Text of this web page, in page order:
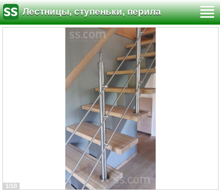
Лестницы, ступеньки, перила
1/10